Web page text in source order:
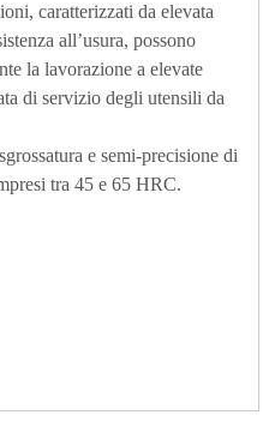
caratterizzati da elevata
all’usura, possono
la lavorazione a elevate
di servizio degli utensili da
e semi-precisione di
tra 45 e 65 HRC.